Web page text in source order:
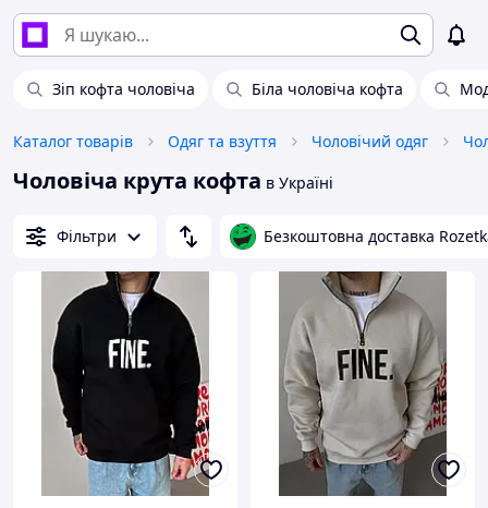
Зіп кофта чоловіча Біла чоловіча кофта
Каталог товарів Одяг та взуття Чоловічий одяг
Чоловіча крута кофта в Україні
Фільтри Безкоштовна доставка